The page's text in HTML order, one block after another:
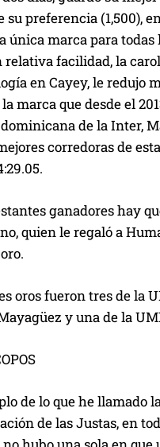
su preferencia (1,500),
única marca para todas
relativa facilidad, la
en Cayey, le redujo
marca que desde el
de la Inter,
corredoras de
ganadores hay
quien le regaló a
oros fueron tres de la
y una de la
de lo que he llamado
de las Justas, en